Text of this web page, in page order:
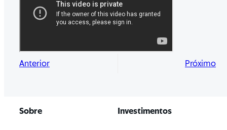
Anterior Próximo
Sobre Investimentos